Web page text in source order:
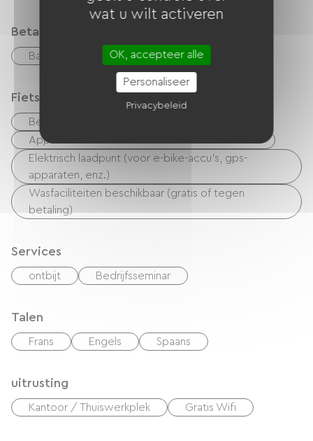
Betaalmethoden
Bankkaart checks Geld
Fietsontvangstservice
Beveiligde fietsenstalling
Apparatuur voor het schoonmaken van fietsen
Elektrisch laadpunt (voor e-bike-accu's, gps-
apparaten, enz.)
Wasfaciliteiten beschikbaar (gratis of tegen
betaling)
Services
ontbijt Bedrijfsseminar
Talen
Frans Engels Spaans
uitrusting
Kantoor / Thuiswerkplek Gratis Wifi
wat u wilt activeren
OK, accepteer alle
Personaliseer
Privacybeleid